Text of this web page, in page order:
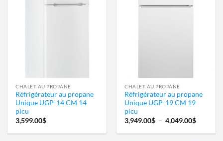
CHALET AU PROPANE
Réfrigérateur au propane
Unique UGP-14 CM 14
picu
3,599.00$
CHALET AU PROPANE
Réfrigérateur au propane
Unique UGP-19 CM 19
picu
3,949.00$ – 4,049.00$Plage
prix :